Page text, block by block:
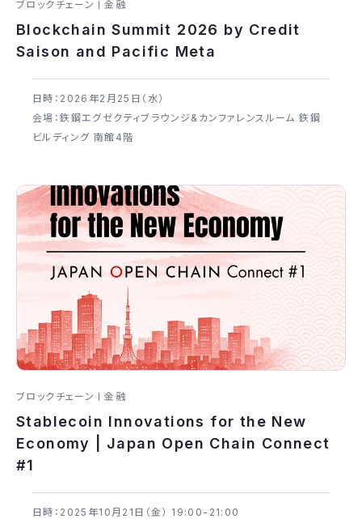
ブロックチェーン 金融
Blockchain Summit 2026 by Credit
Saison and Pacific Meta
日時：2026年​2月25日（水）
会場：鉃鋼エグゼクティブラウンジ&カンファレンスルーム 鉃鋼
ビルディング 南館4階
ブロックチェーン 金融
Stablecoin Innovations for the New
Economy | Japan Open Chain Connect
#1
日時：2025年​10月21日（金） 19:00-21:00